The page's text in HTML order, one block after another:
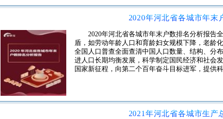
2020年河北省各城市年末
2020年河北省各城市年末户数排名分析报告
盾，如劳动年龄人口和育龄妇女规模下降，老龄
全国人口普查全面查清中国人口数量、结构、分
进人口长期均衡发展，科学制定国民经济和社会
国家新征程，向第二个百年奋斗目标进军，提供
2021年河北省各城市生产